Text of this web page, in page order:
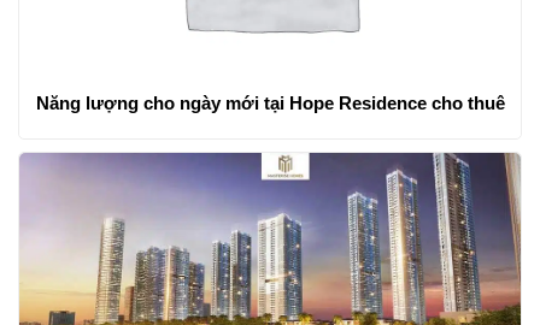
Năng lượng cho ngày mới tại Hope Residence cho thuê